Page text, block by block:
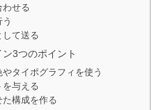
わせる
て送る
3つのポイント
タイポグラフィを使う
与える
構成を作る